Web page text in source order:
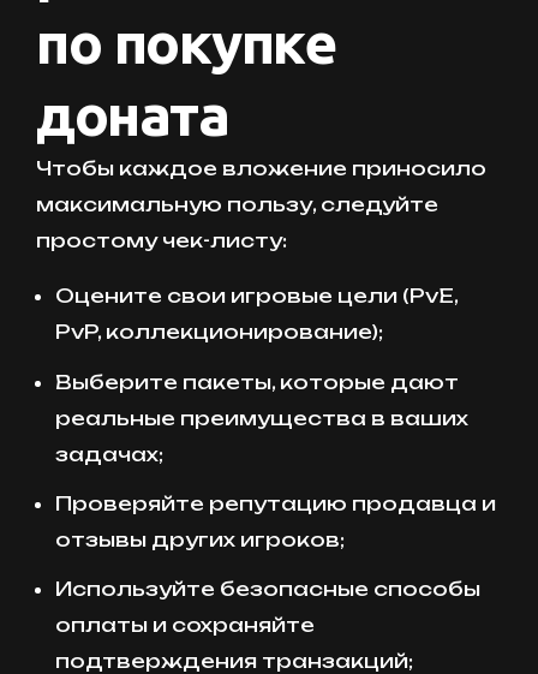
по покупке
доната
Чтобы каждое вложение приносило
максимальную пользу, следуйте
простому чек-листу:
Оцените свои игровые цели (PvE,
PvP, коллекционирование);
Выберите пакеты, которые дают
реальные преимущества в ваших
задачах;
Проверяйте репутацию продавца и
отзывы других игроков;
Используйте безопасные способы
оплаты и сохраняйте
подтверждения транзакций;